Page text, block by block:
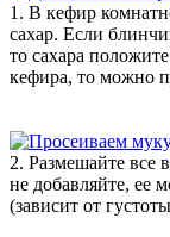
1. В кефир
сахар. Если
то сахара
кефира, то можно
2. Размешайте все
не добавляйте, ее
(зависит от